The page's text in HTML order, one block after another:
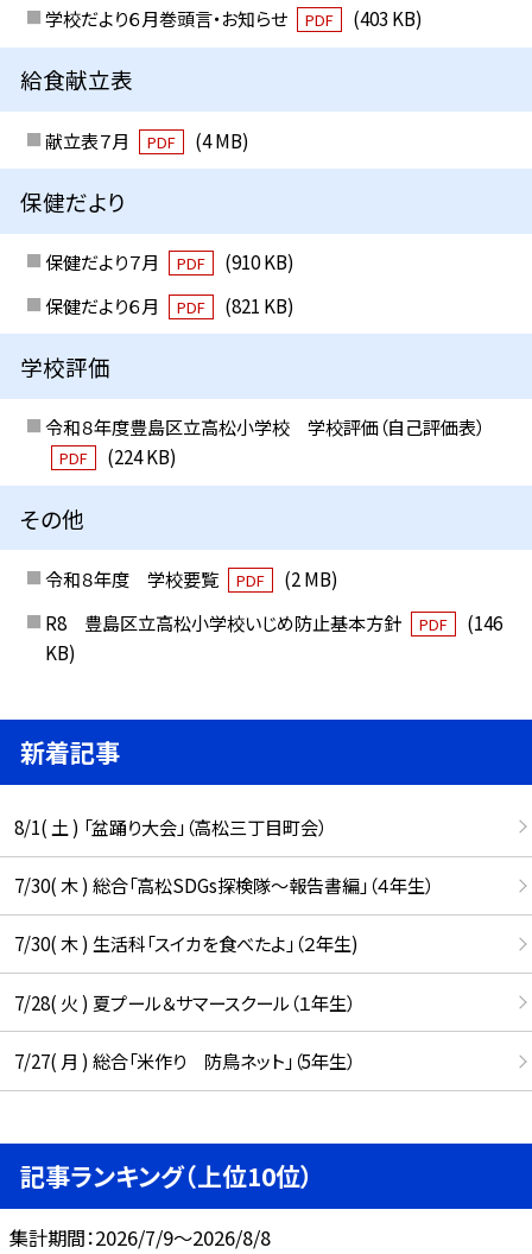
学校だより６月巻頭言・お知らせ
PDF (403 KB)
給食献立表
献立表７月 PDF (4 MB)
保健だより
保健だより７月 PDF
(910 KB)
保健だより６月
PDF (821 KB)
学校評価
令和８年度豊島区立高松小学校 学校評価（自己評価表）
PDF (224 KB)
その他
令和８年度 学校要覧 PDF
(2 MB)
R8 豊島区立高松小学校いじめ防止基本方針
PDF
(146
KB)
新着記事
8/1( 土 ) 「盆踊り大会」（高松三丁目町会）
7/30( 木 ) 総合「高松SDGs探検隊〜報告書編」（４年生）
7/30( 木 ) 生活科「スイカを食べたよ」（２年生)
7/28( 火 ) 夏プール＆サマースクール（１年生）
7/27( 月 ) 総合「米作り 防鳥ネット」（5年生）
記事ランキング（上位10位）
集計期間：2026/7/9～2026/8/8